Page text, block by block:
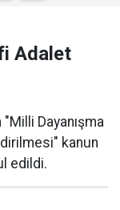
Adalet
Dayanışma
kanun
edildi.